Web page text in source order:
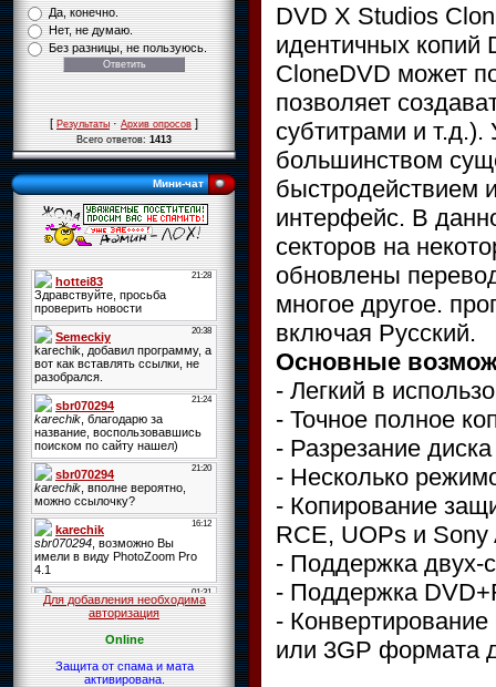
Да, конечно.
Нет, не думаю.
Без разницы, не пользуюсь.
[Результаты·Архив опросов]
Всего ответов:1413
Мини-чат
Для добавления необходима
авторизация
Online
Защита от спама и мата
активирована.
DVD X Studios
идентичных копий
CloneDVD может
позволяет
субтитрами и
большинством
быстродействием
интерфейс. В
секторов на
обновлены
многое другое.
включая Русский.
Основные
- Легкий в
- Точное полное
- Разрезание
- Несколько
- Копирование
RCE, UOPs и Sony
- Поддержка двух-
- Поддержка
-
или 3GP формата